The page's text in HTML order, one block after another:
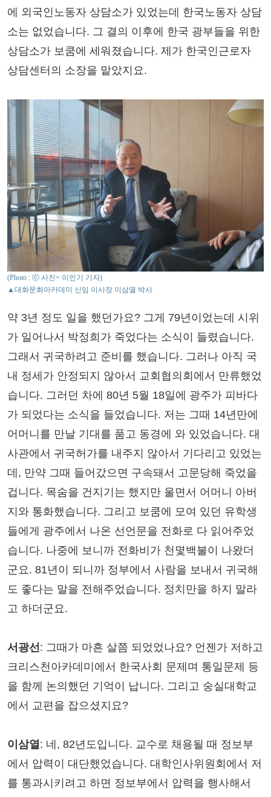
에 외국인노동자 상담소가 있었는데 한국노동자 상담
소는 없었습니다. 그 결의 이후에 한국 광부들을 위한
상담소가 보쿰에 세워졌습니다. 제가 한국인근로자
상담센터의 소장을 맡았지요.
(Photo : ⓒ 사진= 이인기 기자)
▲대화문화아카데미 신임 이사장 이삼열 박사
약 3년 정도 일을 했던가요? 그게 79년이었는데 시위
가 일어나서 박정희가 죽었다는 소식이 들렸습니다.
그래서 귀국하려고 준비를 했습니다. 그러나 아직 국
내 정세가 안정되지 않아서 교회협의회에서 만류했었
습니다. 그러던 차에 80년 5월 18일에 광주가 피바다
가 되었다는 소식을 들었습니다. 저는 그때 14년만에
어머니를 만날 기대를 품고 동경에 와 있었습니다. 대
사관에서 귀국허가를 내주지 않아서 기다리고 있었는
데, 만약 그때 들어갔으면 구속돼서 고문당해 죽었을
겁니다. 목숨을 건지기는 했지만 울면서 어머니 아버
지와 통화했습니다. 그리고 보쿰에 모여 있던 유학생
들에게 광주에서 나온 선언문을 전화로 다 읽어주었
습니다. 나중에 보니까 전화비가 천몇백불이 나왔더
군요. 81년이 되니까 정부에서 사람을 보내서 귀국해
도 좋다는 말을 전해주었습니다. 정치만을 하지 말라
고 하더군요.
서광선: 그때가 마흔 살쯤 되었었나요? 언젠가 저하고
크리스천아카데미에서 한국사회 문제며 통일문제 등
을 함께 논의했던 기억이 납니다. 그리고 숭실대학교
에서 교편을 잡으셨지요?
이삼열: 네, 82년도입니다. 교수로 채용될 때 정보부
에서 압력이 대단했었습니다. 대학인사위원회에서 저
를 통과시키려고 하면 정보부에서 압력을 행사해서